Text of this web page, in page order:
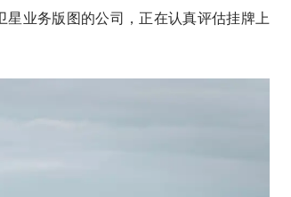
业务版图的公司，正在认真评估挂牌上